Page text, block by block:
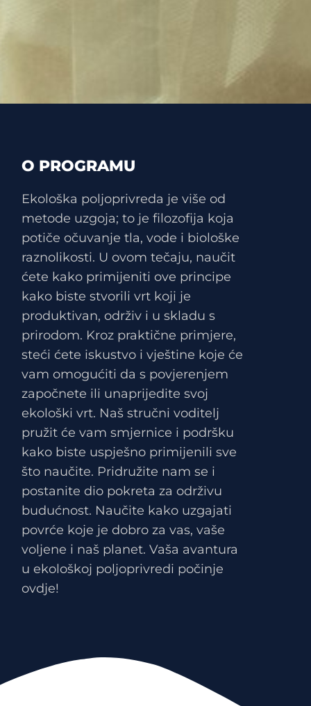
O PROGRAMU
Ekološka poljoprivreda je više od
metode uzgoja; to je filozofija koja
potiče očuvanje tla, vode i biološke
raznolikosti. U ovom tečaju, naučit
ćete kako primijeniti ove principe
kako biste stvorili vrt koji je
produktivan, održiv i u skladu s
prirodom. Kroz praktične primjere,
steći ćete iskustvo i vještine koje će
vam omogućiti da s povjerenjem
započnete ili unaprijedite svoj
ekološki vrt. Naš stručni voditelj
pružit će vam smjernice i podršku
kako biste uspješno primijenili sve
što naučite. Pridružite nam se i
postanite dio pokreta za održivu
budućnost. Naučite kako uzgajati
povrće koje je dobro za vas, vaše
voljene i naš planet. Vaša avantura
u ekološkoj poljoprivredi počinje
ovdje!